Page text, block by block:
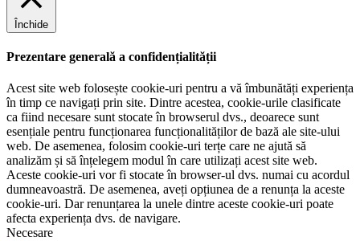
Închide
Prezentare generală a confidențialității
Acest site web folosește cookie-uri pentru a vă îmbunătăți experiența
în timp ce navigați prin site. Dintre acestea, cookie-urile clasificate
ca fiind necesare sunt stocate în browserul dvs., deoarece sunt
esențiale pentru funcționarea funcționalităților de bază ale site-ului
web. De asemenea, folosim cookie-uri terțe care ne ajută să
analizăm și să înțelegem modul în care utilizați acest site web.
Aceste cookie-uri vor fi stocate în browser-ul dvs. numai cu acordul
dumneavoastră. De asemenea, aveți opțiunea de a renunța la aceste
cookie-uri. Dar renunțarea la unele dintre aceste cookie-uri poate
afecta experiența dvs. de navigare.
Necesare